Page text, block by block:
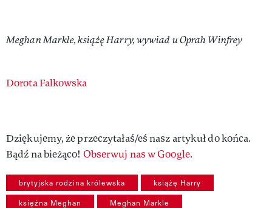
Meghan Markle, książę Harry, wywiad u Oprah Winfrey
Authors
Dorota Falkowska
Dziękujemy, że przeczytałaś/eś nasz artykuł do końca.
Bądź na bieżąco! Obserwuj nas w Google.
brytyjska rodzina królewska książę Harry
księżna Meghan Meghan Markle